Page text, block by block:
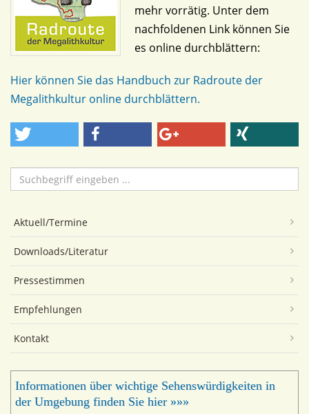
mehr vorrätig. Unter dem
nachfoldenen Link können Sie
es online durchblättern:
Hier können Sie das Handbuch zur Radroute der
Megalithkultur online durchblättern.
Suchen
Aktuell/Termine
Downloads/Literatur
Pressestimmen
Empfehlungen
Kontakt
Informationen über wichtige Sehenswürdigkeiten in
der Umgebung finden Sie hier »»»